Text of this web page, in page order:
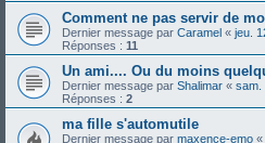
Comment ne pas servir de
Dernier message par Caramel « jeu.
Réponses : 11
Un ami.... Ou du moins
Dernier message par Shalimar « sam.
Réponses : 2
ma fille s'automutile
Dernier message par maxence-emo «